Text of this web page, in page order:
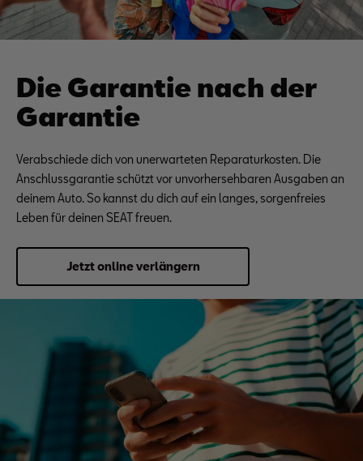
Die Garantie nach der
Garantie
Verabschiede dich von unerwarteten Reparaturkosten. Die
Anschlussgarantie schützt vor unvorhersehbaren Ausgaben an
deinem Auto. So kannst du dich auf ein langes, sorgenfreies
Leben für deinen SEAT freuen.
Jetzt online verlängern